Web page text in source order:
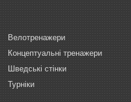
Велотренажери
Концептуальні тренажери
Шведські стінки
Турніки